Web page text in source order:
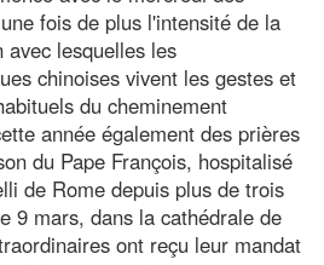
fois de plus l'intensité de la
lesquelles les
chinoises vivent les gestes et
du cheminement
année également des prières
du Pape François, hospitalisé
de Rome depuis plus de trois
9 mars, dans la cathédrale de
ont reçu leur mandat